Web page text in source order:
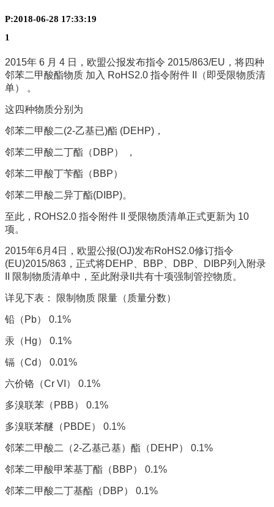
P:2018-06-28 17:33:19
1
2015年 6 月 4 日，欧盟公报发布指令 2015/863/EU，将四种
邻苯二甲酸酯物质 加入 RoHS2.0 指令附件 II（即受限物质清
单） 。
这四种物质分别为
邻苯二甲酸二(2-乙基已)酯 (DEHP)，
邻苯二甲酸二丁酯（DBP） ，
邻苯二甲酸丁苄酯（BBP）
邻苯二甲酸二异丁酯(DIBP)。
至此，ROHS2.0 指令附件 II 受限物质清单正式更新为 10
项。
2015年6月4日，欧盟公报(OJ)发布RoHS2.0修订指令
(EU)2015/863，正式将DEHP、BBP、DBP、DIBP列入附录
II 限制物质清单中，至此附录II共有十项强制管控物质。
详见下表： 限制物质 限量（质量分数）
铅（Pb） 0.1%
汞（Hg） 0.1%
镉（Cd） 0.01%
六价铬（Cr VI） 0.1%
多溴联苯（PBB） 0.1%
多溴联苯醚（PBDE） 0.1%
邻苯二甲酸二（2-乙基己基）酯（DEHP） 0.1%
邻苯二甲酸甲苯基丁酯（BBP） 0.1%
邻苯二甲酸二丁基酯（DBP） 0.1%